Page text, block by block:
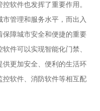
软件也发挥了重要作用。
管理和服务水平，而出入
保障城市安全和便捷的重要
件可以实现智能化门禁、
供更加安全、便利的生活环
软件、消防软件等相互配